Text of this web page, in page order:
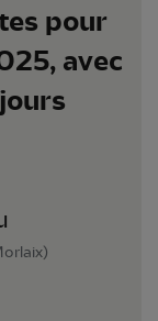
pour
avec